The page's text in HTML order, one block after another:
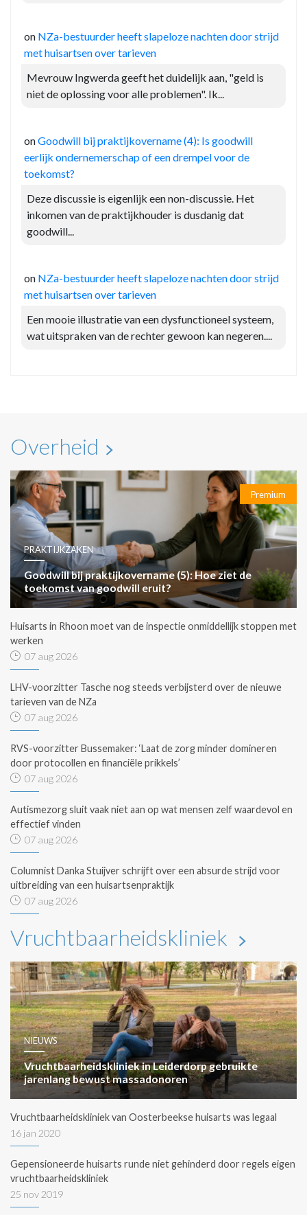
on NZa-bestuurder heeft slapeloze nachten door strijd
met huisartsen over tarieven
Mevrouw Ingwerda geeft het duidelijk aan, "geld is
niet de oplossing voor alle problemen". Ik...
onGoodwill bij praktijkovername (4): Is goodwill
eerlijk ondernemerschap of een drempel voor de
toekomst?
Deze discussie is eigenlijk een non-discussie. Het
inkomen van de praktijkhouder is dusdanig dat
goodwill...
on NZa-bestuurder heeft slapeloze nachten door strijd
met huisartsen over tarieven
Een mooie illustratie van een dysfunctioneel systeem,
wat uitspraken van de rechter gewoon kan negeren....
Overheid
Premium
PRAKTIJKZAKEN
Goodwill bij praktijkovername (5): Hoe ziet de
toekomst van goodwill eruit?
Huisarts in Rhoon moet van de inspectie onmiddellijk stoppen met
werken
07 aug 2026
LHV-voorzitter Tasche nog steeds verbijsterd over de nieuwe
tarieven van de NZa
07 aug 2026
RVS-voorzitter Bussemaker: ‘Laat de zorg minder domineren
door protocollen en financiële prikkels’
07 aug 2026
Autismezorg sluit vaak niet aan op wat mensen zelf waardevol en
effectief vinden
07 aug 2026
Columnist Danka Stuijver schrijft over een absurde strijd voor
uitbreiding van een huisartsenpraktijk
07 aug 2026
Vruchtbaarheidskliniek
NIEUWS
Vruchtbaarheidskliniek in Leiderdorp gebruikte
jarenlang bewust massadonoren
Vruchtbaarheidskliniek van Oosterbeekse huisarts was legaal
16 jan 2020
Gepensioneerde huisarts runde niet gehinderd door regels eigen
vruchtbaarheidskliniek
25 nov 2019